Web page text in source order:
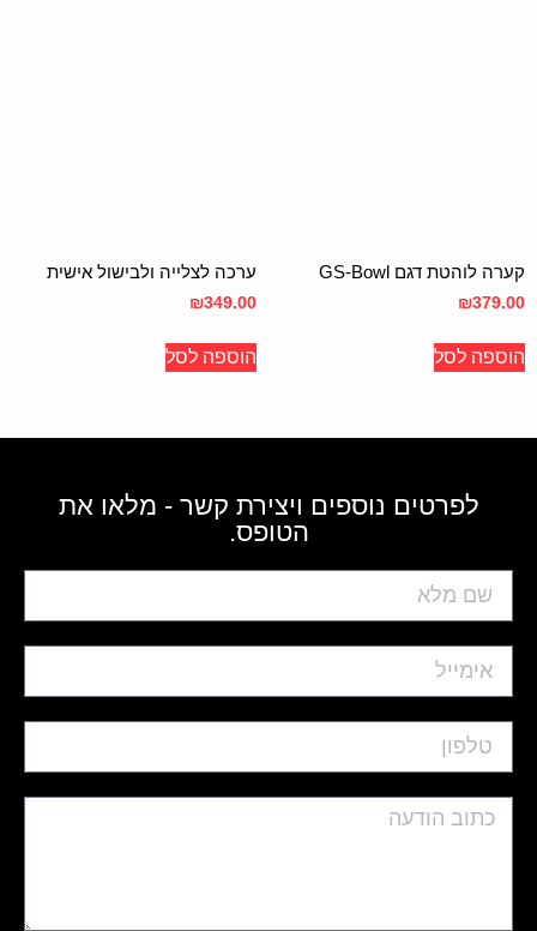
קערה לוהטת דגם GS-Bowl
₪379.00
הוספה לסל
ערכה לצלייה ולבישול אישית
₪349.00
הוספה לסל
לפרטים נוספים ויצירת קשר - מלאו את
הטופס.